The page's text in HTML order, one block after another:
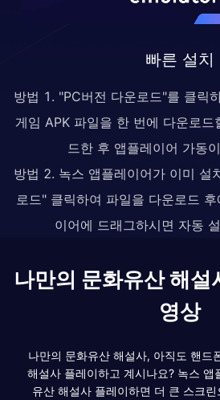
빠른 설치
방법 1. "PC버전 다운로드"를 클릭
게임 APK 파일을 한 번에 다운로드
드한 후 앱플레이어 가동
방법 2. 녹스 앱플레이어가 이미 설
로드" 클릭하여 파일을 다운로드
이어에 드래그하시면 자동
나만의 문화유산 해설
영상
나만의 문화유산 해설사, 아직도 핸드
해설사 플레이하고 계시나요? 녹스 앱
유산 해설사 플레이하면 더 큰 스크